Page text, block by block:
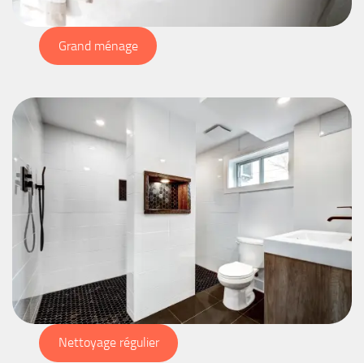
Grand ménage
Nettoyage régulier